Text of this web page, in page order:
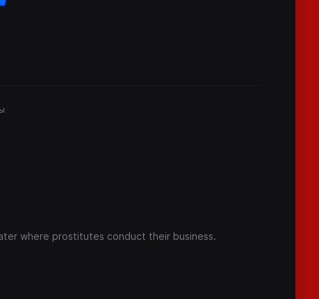
where prostitutes conduct their business.